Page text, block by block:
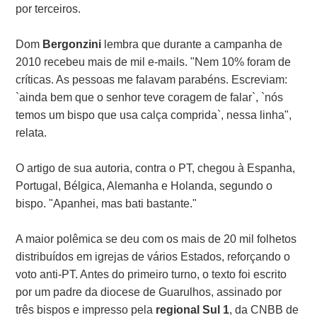
por terceiros.
Dom Bergonzini lembra que durante a campanha de
2010 recebeu mais de mil e-mails. "Nem 10% foram de
críticas. As pessoas me falavam parabéns. Escreviam:
`ainda bem que o senhor teve coragem de falar`, `nós
temos um bispo que usa calça comprida`, nessa linha",
relata.
O artigo de sua autoria, contra o PT, chegou à Espanha,
Portugal, Bélgica, Alemanha e Holanda, segundo o
bispo. "Apanhei, mas bati bastante."
A maior polêmica se deu com os mais de 20 mil folhetos
distribuídos em igrejas de vários Estados, reforçando o
voto anti-PT. Antes do primeiro turno, o texto foi escrito
por um padre da diocese de Guarulhos, assinado por
três bispos e impresso pela regional Sul 1, da CNBB de